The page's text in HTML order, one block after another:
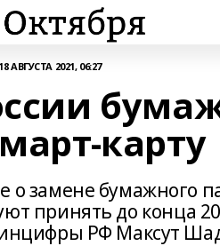
18 АВГУСТА 2021, 06:27
карту
о замене бумажного
принять до конца
РФ Максут